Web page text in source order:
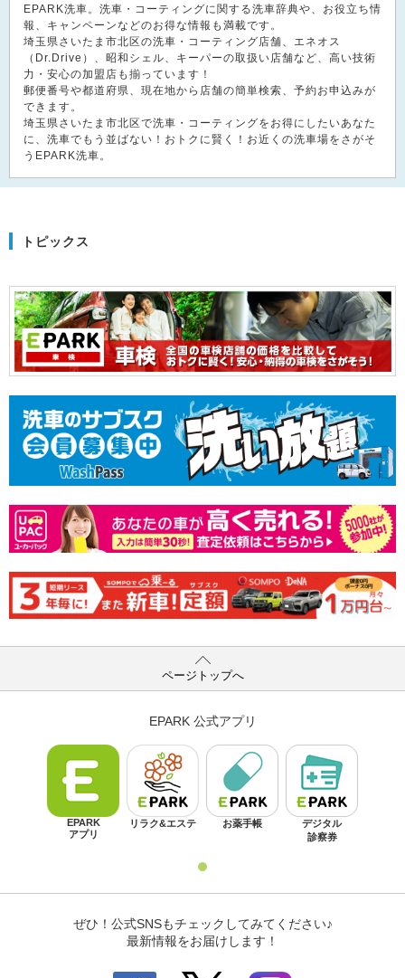
EPARK洗車。洗車・コーティングに関する洗車辞典や、お役立ち情
報、キャンペーンなどのお得な情報も満載です。
埼玉県さいたま市北区の洗車・コーティング店舗、エネオス
（Dr.Drive）、昭和シェル、キーパーの取扱い店舗など、高い技術
力・安心の加盟店も揃っています！
郵便番号や都道府県、現在地から店舗の簡単検索、予約お申込みが
できます。
埼玉県さいたま市北区で洗車・コーティングをお得にしたいあなた
に、洗車でもう並ばない！おトクに賢く！お近くの洗車場をさがそ
うEPARK洗車。
トピックス
ページトップへ